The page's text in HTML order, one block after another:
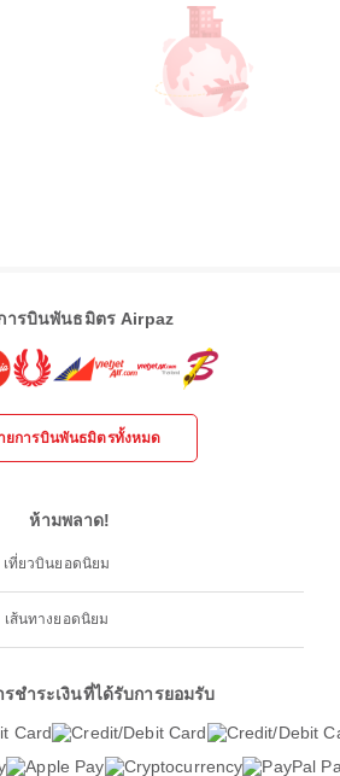
ารบินพันธมิตร Airpaz
ยการบินพันธมิตรทั้งหมด
ห้ามพลาด!
เที่ยวบินยอดนิยม
เส้นทางยอดนิยม
รชำระเงินที่ได้รับการยอมรับ